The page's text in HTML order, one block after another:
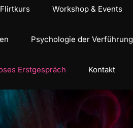
Workshop & Events
Psychologie der Verführung
Erstgespräch Kontakt